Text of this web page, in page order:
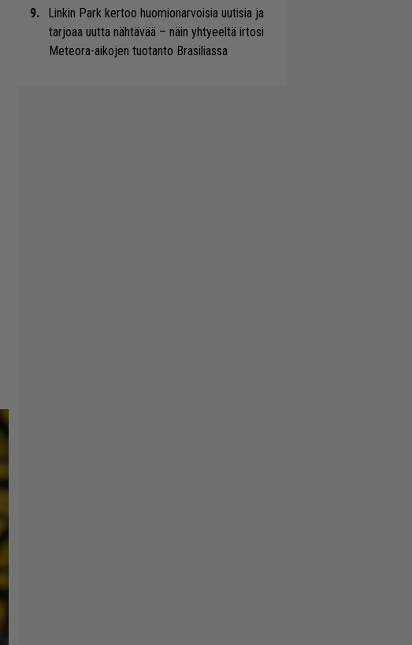
Linkin Park kertoo huomionarvoisia uutisia ja
tarjoaa uutta nähtävää – näin yhtyeeltä irtosi
Meteora-aikojen tuotanto Brasiliassa